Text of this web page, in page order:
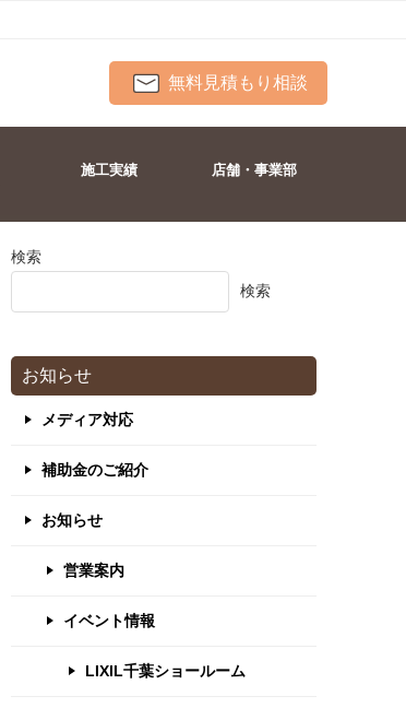
無料見積もり相談
施工実績 店舗・事業部
検索
検索
お知らせ
メディア対応
補助金のご紹介
お知らせ
営業案内
イベント情報
LIXIL千葉ショールーム